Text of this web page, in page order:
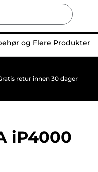
og Flere Produkter
retur innen 30 dager
iP4000